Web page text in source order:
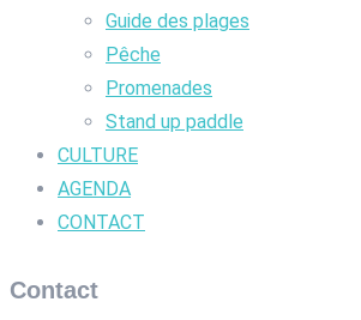
Guide des plages
Pêche
Promenades
Stand up paddle
CULTURE
AGENDA
CONTACT
Contact